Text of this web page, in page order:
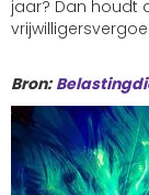
jaar? Dan houdt
Bron: